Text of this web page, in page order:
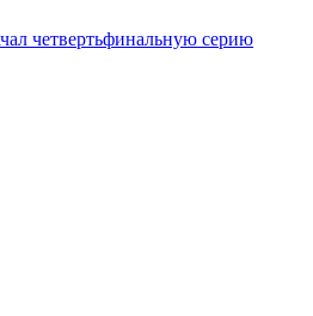
четвертьфинальную серию